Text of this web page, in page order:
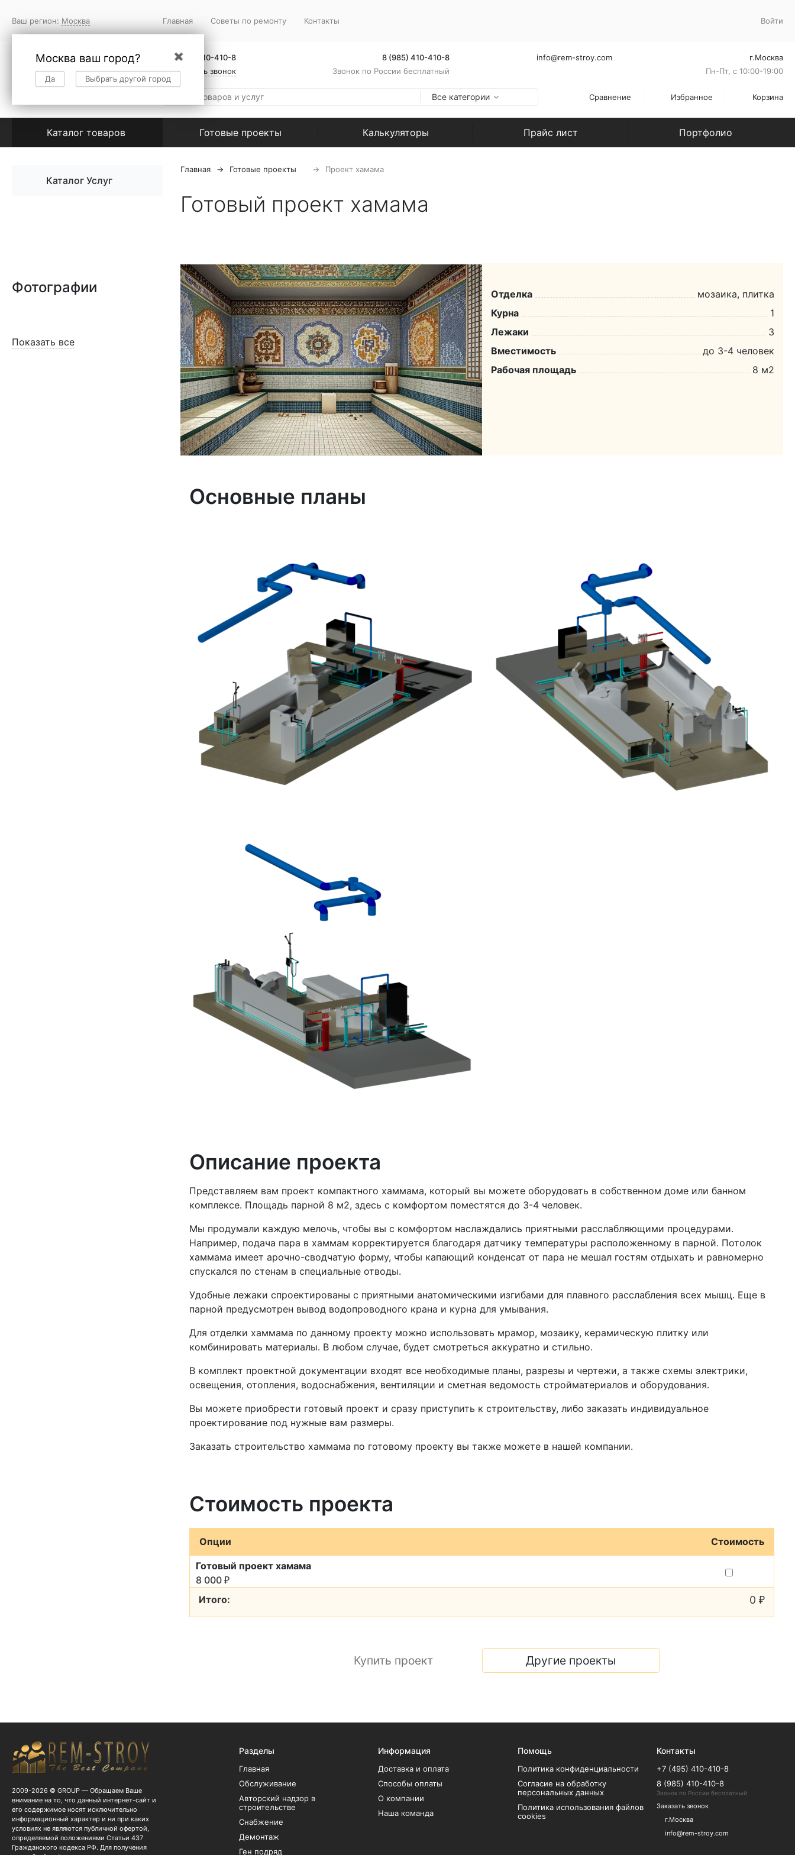
Ваш регион: Москва
✖
Москва ваш город?
Да Выбрать другой город
Главная Советы по ремонту Контакты Войти
+7 (495) 410-410-8
Заказать звонок
8 (985) 410-410-8
Звонок по России бесплатный
info@rem-stroy.com
г.Москва
Пн-Пт, с 10:00-19:00
Все категории Сравнение Избранное Корзина
Каталог товаров Готовые проекты Калькуляторы Прайс лист Портфолио
Главная Готовые проекты Проект хамама
Готовый проект хамама
Отделка
мозаика, плитка
Курна
1
Лежаки
3
Вместимость
до 3-4 человек
Рабочая площадь
8 м2
Основные планы
Описание проекта
Представляем вам проект компактного хаммама, который вы можете оборудовать в собственном доме или банном
комплексе. Площадь парной 8 м2, здесь с комфортом поместятся до 3-4 человек.
Мы продумали каждую мелочь, чтобы вы с комфортом наслаждались приятными расслабляющими процедурами.
Например, подача пара в хаммам корректируется благодаря датчику температуры расположенному в парной. Потолок
хаммама имеет арочно-сводчатую форму, чтобы капающий конденсат от пара не мешал гостям отдыхать и равномерно
спускался по стенам в специальные отводы.
Удобные лежаки спроектированы с приятными анатомическими изгибами для плавного расслабления всех мышц. Еще в
парной предусмотрен вывод водопроводного крана и курна для умывания.
Для отделки хаммама по данному проекту можно использовать мрамор, мозаику, керамическую плитку или
комбинировать материалы. В любом случае, будет смотреться аккуратно и стильно.
В комплект проектной документации входят все необходимые планы, разрезы и чертежи, а также схемы электрики,
освещения, отопления, водоснабжения, вентиляции и сметная ведомость стройматериалов и оборудования.
Вы можете приобрести готовый проект и сразу приступить к строительству, либо заказать индивидуальное
проектирование под нужные вам размеры.
Заказать строительство хаммама по готовому проекту вы также можете в нашей компании.
Стоимость проекта
Опции Стоимость
Готовый проект хамама
8 000 ₽
Итого: 0 ₽
Другие проекты
Каталог Услуг
Фотографии
Показать все
2009-2026 © GROUP — Обращаем Ваше
внимание на то, что данный интернет-сайт и
его содержимое носят исключительно
информационный характер и ни при каких
условиях не являются публичной офертой,
определяемой положениями Статьи 437
Гражданского кодекса РФ. Для получения
Разделы
Главная
Обслуживание
Авторский надзор в
строительстве
Снабжение
Демонтаж
Ген подряд
Информация
Доставка и оплата
Способы оплаты
О компании
Наша команда
Помощь
Политика конфиденциальности
Согласие на обработку
персональных данных
Политика использования файлов
cookies
Контакты
+7 (495) 410-410-8
8 (985) 410-410-8
Звонок по России бесплатный
Заказать звонок
г.Москва
info@rem-stroy.com